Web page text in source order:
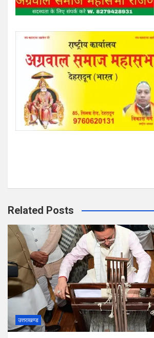
Related Posts
उत्तराखण्ड